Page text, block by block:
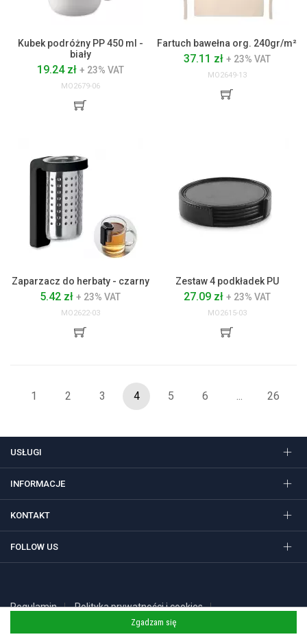
Kubek podróżny PP 450 ml -
biały
19.24 zł + 23% VAT
MO2679-06
Fartuch bawełna org. 240gr/m²
37.11 zł + 23% VAT
MO2649-13
Zaparzacz do herbaty - czarny
5.42 zł + 23% VAT
MO2622-03
Zestaw 4 podkładek PU
27.09 zł + 23% VAT
MO2615-03
1 2 3 4 5 6 ... 26
USŁUGI
INFORMACJE
KONTAKT
FOLLOW US
Regulamin
Polityka prywatności i cookies
Copyright 2026 © STUDIO SIEDEM Grzegorz Żółtowski. Gadżety
reklamowe, długopisy i nadruki w Krakowie.
Zgadzam się